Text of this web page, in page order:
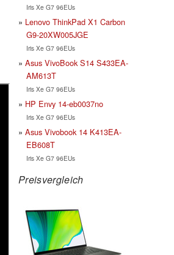
Iris Xe G7 96EUs
Lenovo ThinkPad X1 Carbon
G9-20XW005JGE
Iris Xe G7 96EUs
Asus VivoBook S14 S433EA-
AM613T
Iris Xe G7 96EUs
HP Envy 14-eb0037no
Iris Xe G7 96EUs
Asus Vivobook 14 K413EA-
EB608T
Iris Xe G7 96EUs
Preisvergleich